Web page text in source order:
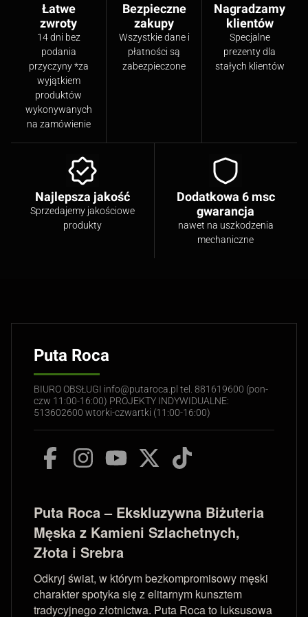
Łatwe
zwroty
14 dni bez
podania
przyczyny *za
wyjątkiem
produktów
wykonywanych
na zamówienie
Bezpieczne
zakupy
Wszystkie dane i
płatności są
zabezpieczone
Nagradzamy
klientów
Specjalne
prezenty dla
stałych klientów
Najlepsza jakość
Sprzedajemy jakościowe
produkty
Dodatkowa 6 msc
gwarancja
nawet na uszkodzenia
mechaniczne
Puta Roca
BIURO OBSŁUGI info@putaroca.pl tel. 881619600 (pon-
czw 11:00-16:00) PROJEKTY INDYWIDUALNE:
513602600 wtorki-czwartki (11:00-16:00)
Puta Roca – Ekskluzywna Biżuteria
Męska z Kamieni Szlachetnych,
Złota i Srebra
Odkryj świat, w którym bezkompromisowy męski
charakter spotyka się z elitarnym kunsztem
tradycyjnego złotnictwa. Puta Roca to luksusowa